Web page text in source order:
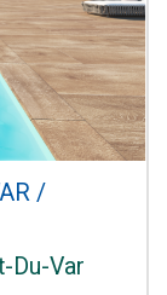
/
Du-Var